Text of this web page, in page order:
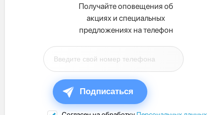
Получайте оповещения об
акциях и специальных
предложениях на телефон
Подписаться